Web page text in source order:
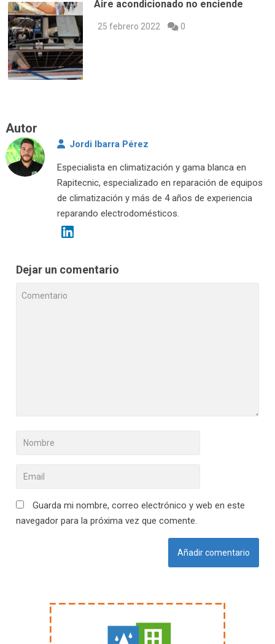
Aire acondicionado no enciende
25 febrero 2022 0
Autor
Jordi Ibarra Pérez
Especialista en climatización y gama blanca en
Rapitecnic, especializado en reparación de equipos
de climatización y más de 4 años de experiencia
reparando electrodomésticos.
Dejar un comentario
Guarda mi nombre, correo electrónico y web en este
navegador para la próxima vez que comente.